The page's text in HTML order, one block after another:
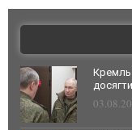
Кремль